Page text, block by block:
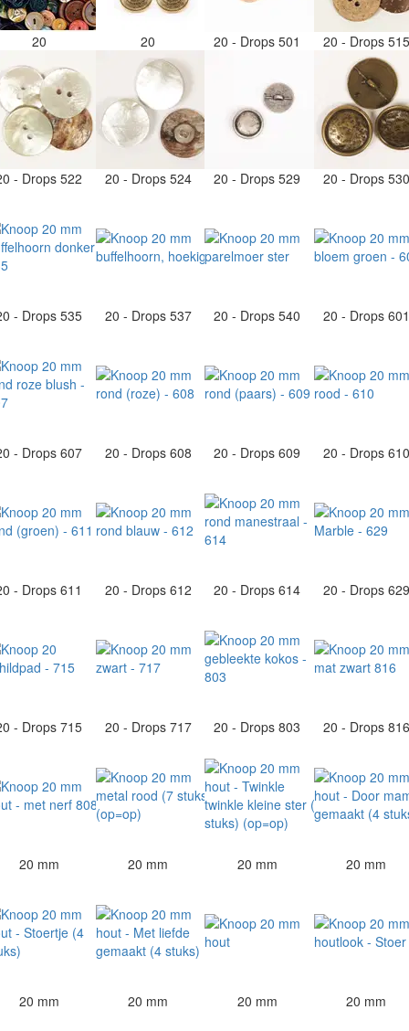
20 20 20 - Drops 501 20 - Drops
- Drops 522 20 - Drops 524 20 - Drops 529 20 - Drops
- Drops 535 20 - Drops 537 20 - Drops 540 20 - Drops
- Drops 607 20 - Drops 608 20 - Drops 609 20 - Drops
- Drops 611 20 - Drops 612 20 - Drops 614 20 - Drops
- Drops 715 20 - Drops 717 20 - Drops 803 20 - Drops
20 mm 20 mm 20 mm 20 mm
20 mm 20 mm 20 mm 20 mm